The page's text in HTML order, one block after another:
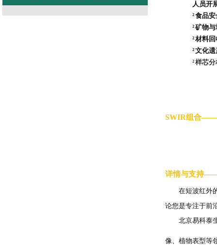
人员开
²食品
²矿物
²材料
²文化
²样芯分
SWIR组合——
详情与支持——
在短波红外
论您是专注于前
北京易科泰
像、植物表型等